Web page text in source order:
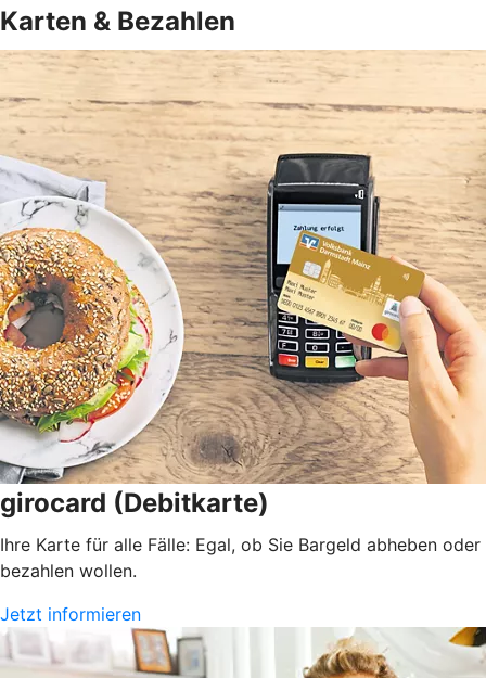
Karten & Bezahlen
girocard (Debitkarte)
Ihre Karte für alle Fälle: Egal, ob Sie Bargeld abheben oder
bezahlen wollen.
Jetzt informieren